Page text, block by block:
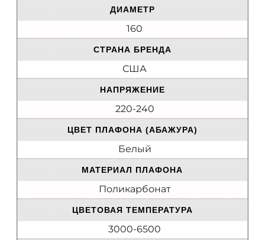
ДИАМЕТР
160
СТРАНА БРЕНДА
США
НАПРЯЖЕНИЕ
220-240
ЦВЕТ ПЛАФОНА (АБАЖУРА)
Белый
МАТЕРИАЛ ПЛАФОНА
Поликарбонат
ЦВЕТОВАЯ ТЕМПЕРАТУРА
3000-6500